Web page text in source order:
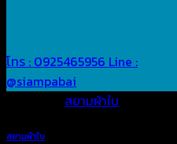
โทร : 0925465956 Line :
@siampabai
สยามผ้าใบ
สยามผ้าใบ